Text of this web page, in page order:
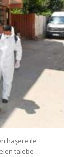
haşere ile
talebe …